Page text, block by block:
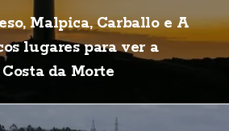
Malpica, Carballo e A
lugares para ver a
da Morte